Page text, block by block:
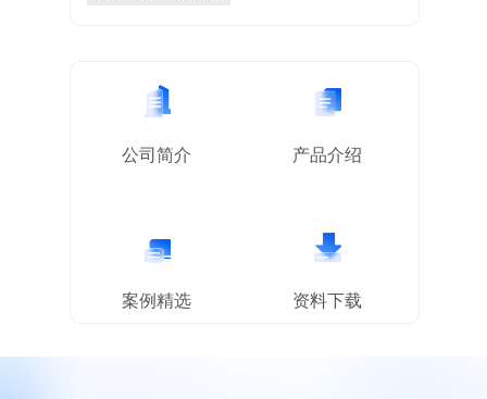
家电维修售后管理系统
公司简介 产品介绍
案例精选 资料下载